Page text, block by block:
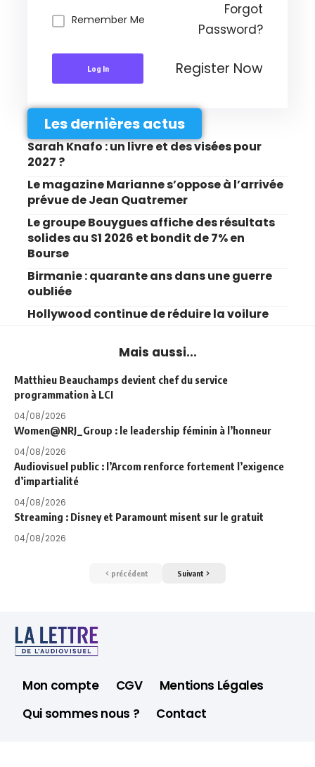
Remember Me
Forgot
Password?
Log In Register Now
Les dernières actus
Sarah Knafo : un livre et des visées pour
2027 ?
Le magazine Marianne s’oppose à l’arrivée
prévue de Jean Quatremer
Le groupe Bouygues affiche des résultats
solides au S1 2026 et bondit de 7% en
Bourse
Birmanie : quarante ans dans une guerre
oubliée
Hollywood continue de réduire la voilure
Mais aussi...
Matthieu Beauchamps devient chef du service
programmation à LCI
04/08/2026
Women@NRJ_Group : le leadership féminin à l’honneur
04/08/2026
Audiovisuel public : l’Arcom renforce fortement l’exigence
d’impartialité
04/08/2026
Streaming : Disney et Paramount misent sur le gratuit
04/08/2026
précédent Suivant
Mon compte CGV
Mentions Légales
Qui sommes nous ?
Contact